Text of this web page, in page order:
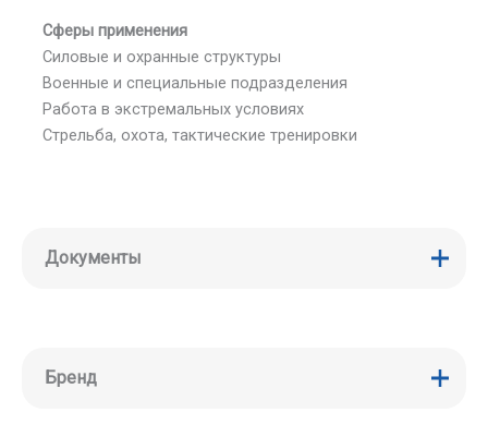
Сферы применения
Силовые и охранные структуры
Военные и специальные подразделения
Работа в экстремальных условиях
Стрельба, охота, тактические тренировки
Документы
Бренд